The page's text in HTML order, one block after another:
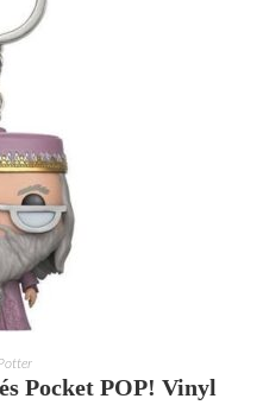
PANIER
Pocket POP! Vinyl